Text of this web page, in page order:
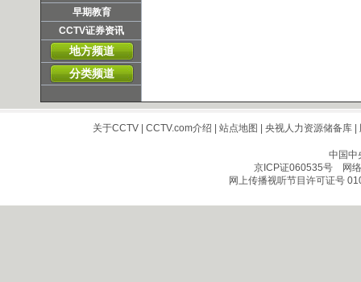
早期教育
CCTV证券资讯
地方频道
分类频道
关于CCTV| CCTV.com介绍 | 站点地图 | 央视人力资源储备库|
中国中
京ICP证060535号网络
网上传播视听节目许可证号